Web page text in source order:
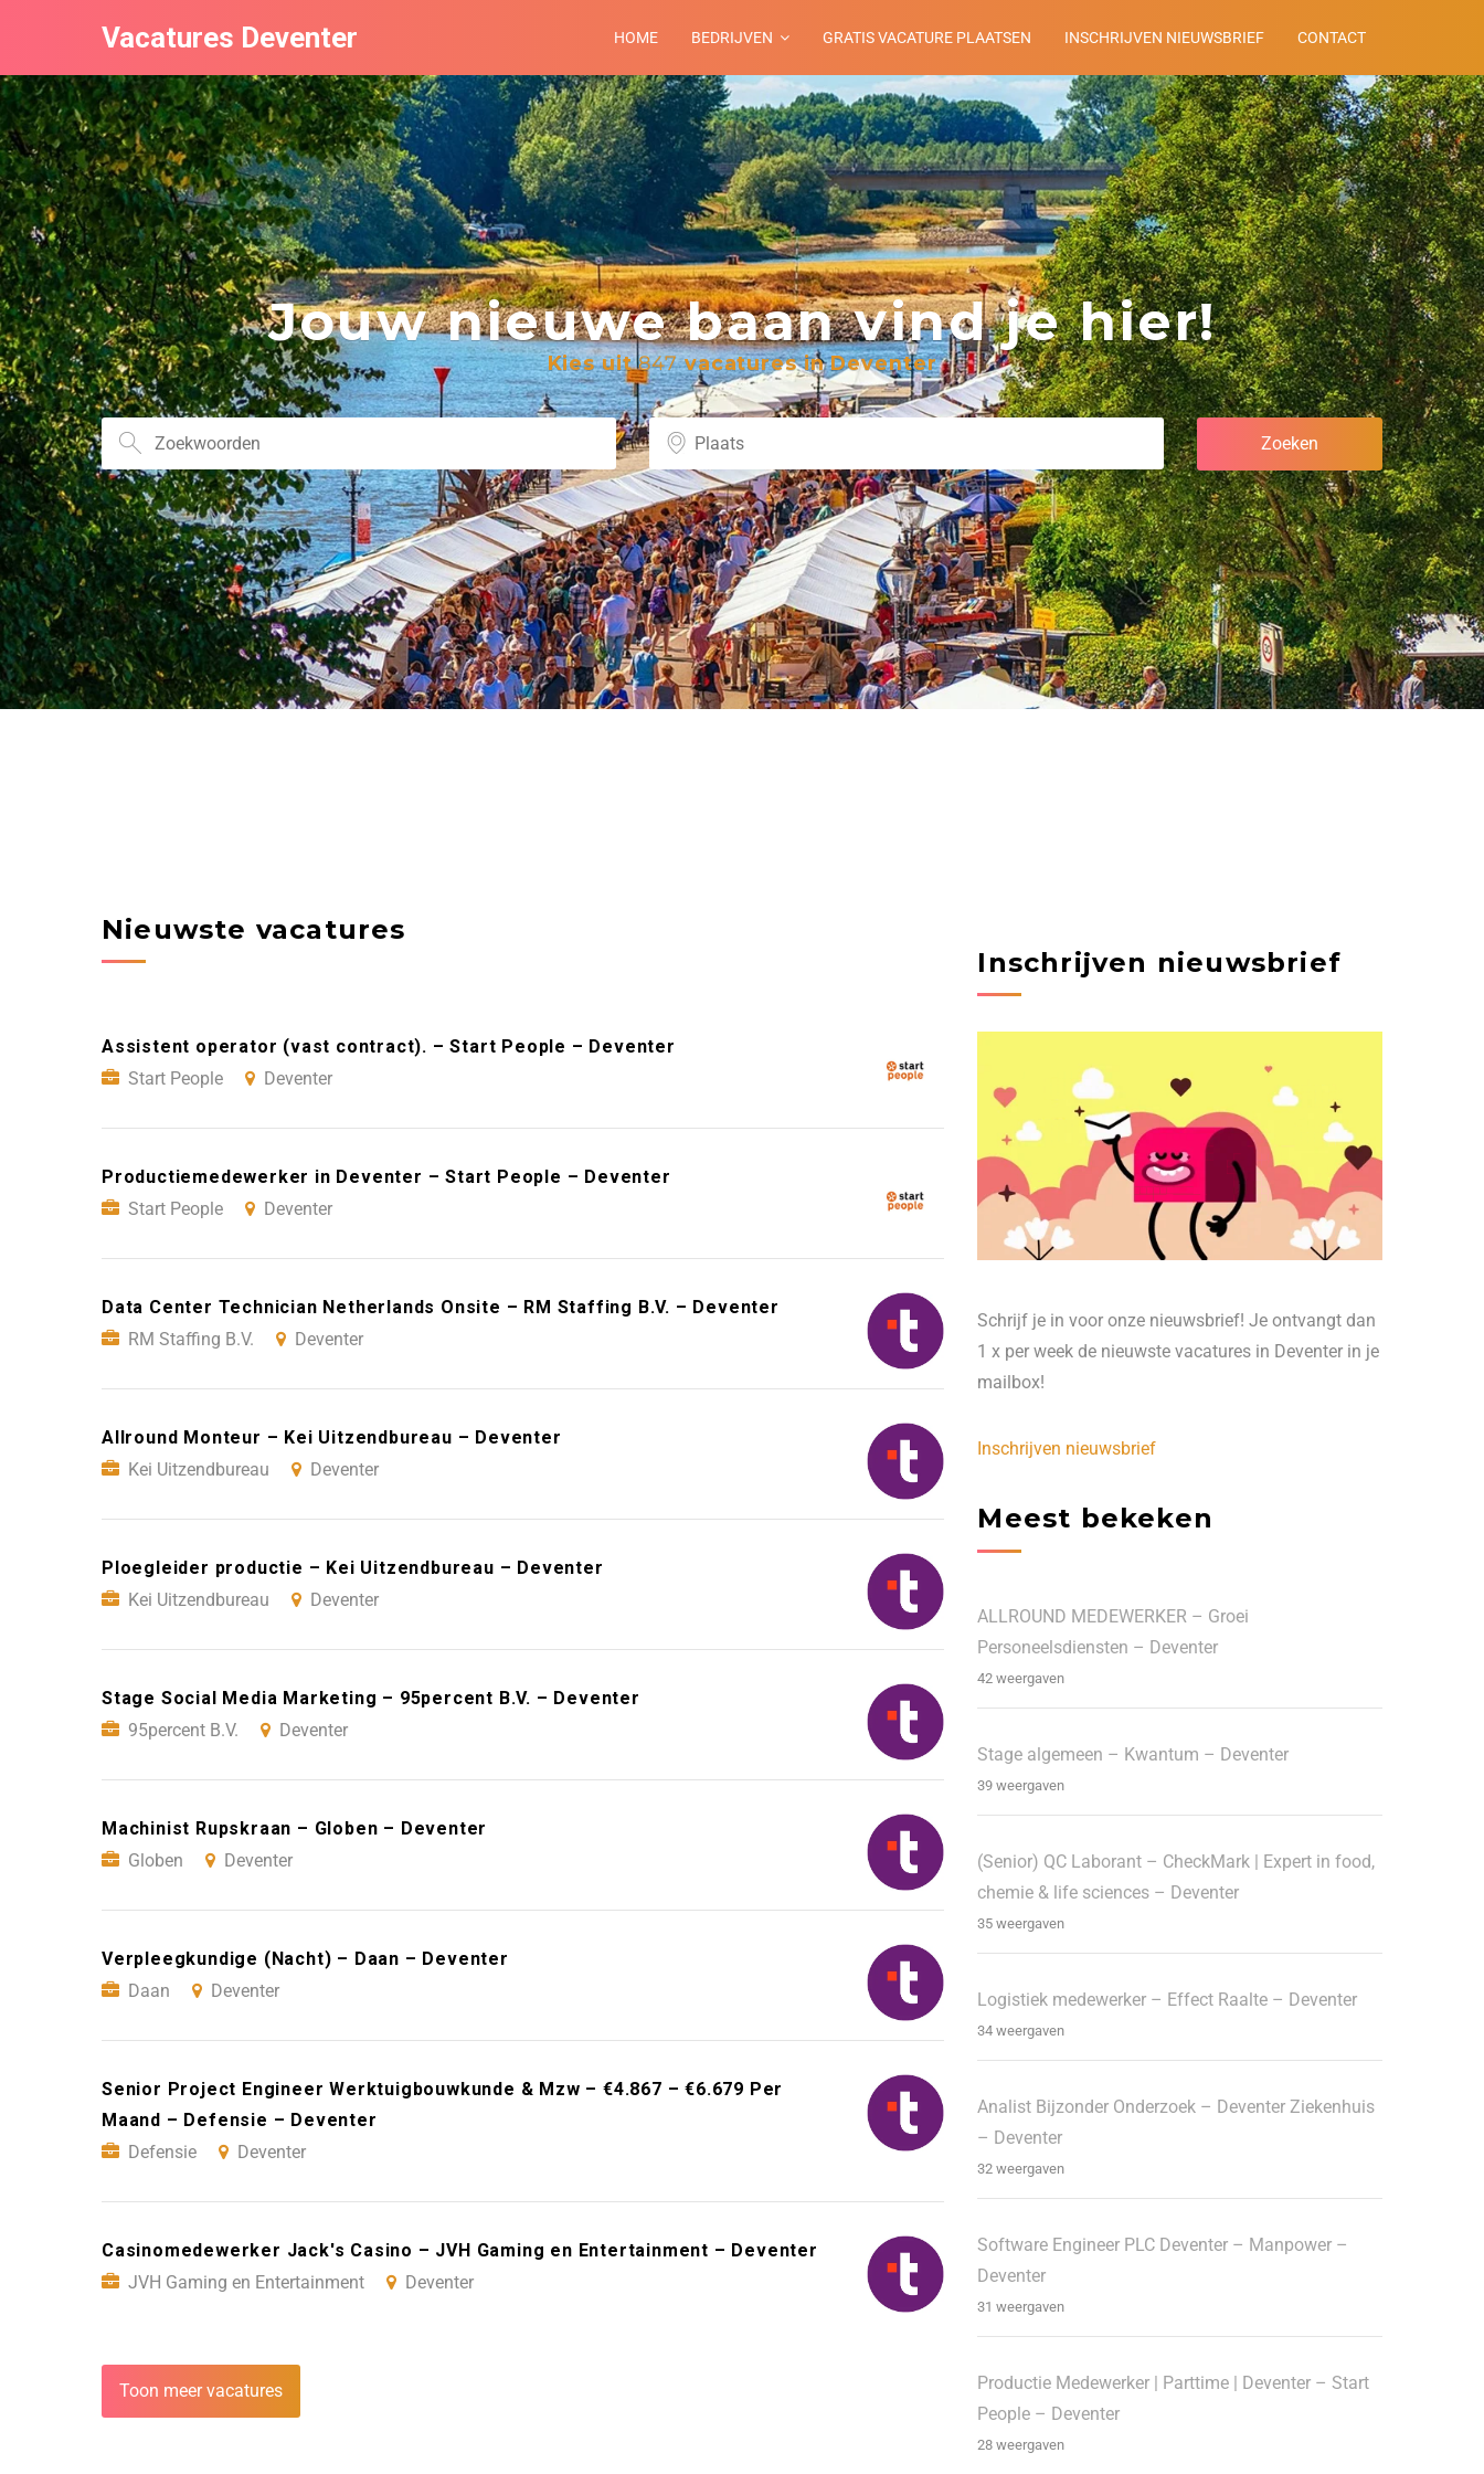
Vacatures Deventer HOME BEDRIJVEN GRATIS VACATURE PLAATSEN INSCHRIJVEN NIEUWSBRIEF CONTACT
Jouw nieuwe baan vind je hier!
Kies uit847vacatures in Deventer
Nieuwste vacatures
Assistent operator (vast contract). – Start People – Deventer
Start People
Deventer
Productiemedewerker in Deventer – Start People – Deventer
Start People
Deventer
Data Center Technician Netherlands Onsite – RM Staffing B.V. – Deventer
RM Staffing B.V.
Deventer
Allround Monteur – Kei Uitzendbureau – Deventer
Kei Uitzendbureau
Deventer
Ploegleider productie – Kei Uitzendbureau – Deventer
Kei Uitzendbureau
Deventer
Stage Social Media Marketing – 95percent B.V. – Deventer
95percent B.V.
Deventer
Machinist Rupskraan – Globen – Deventer
Globen
Deventer
Verpleegkundige (Nacht) – Daan – Deventer
Daan
Deventer
Senior Project Engineer Werktuigbouwkunde & Mzw – €4.867 – €6.679 Per
Maand – Defensie – Deventer
Defensie
Deventer
Casinomedewerker Jack's Casino – JVH Gaming en Entertainment – Deventer
JVH Gaming en Entertainment
Deventer
Toon meer vacatures
Inschrijven nieuwsbrief
Schrijf je in voor onze nieuwsbrief! Je ontvangt dan
1 x per week de nieuwste vacatures in Deventer in je
mailbox!
Inschrijven nieuwsbrief
Meest bekeken
ALLROUND MEDEWERKER – Groei
Personeelsdiensten – Deventer
42 weergaven
Stage algemeen – Kwantum – Deventer
39 weergaven
(Senior) QC Laborant – CheckMark | Expert in food,
chemie & life sciences – Deventer
35 weergaven
Logistiek medewerker – Effect Raalte – Deventer
34 weergaven
Analist Bijzonder Onderzoek – Deventer Ziekenhuis
– Deventer
32 weergaven
Software Engineer PLC Deventer – Manpower –
Deventer
31 weergaven
Productie Medewerker | Parttime | Deventer – Start
People – Deventer
28 weergaven